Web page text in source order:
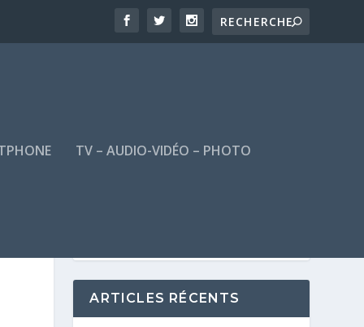
TV – AUDIO-VIDÉO – PHOTO
ARTICLES RÉCENTS